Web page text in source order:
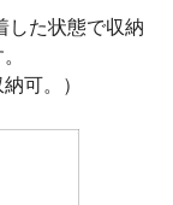
した状態で収納
可。）